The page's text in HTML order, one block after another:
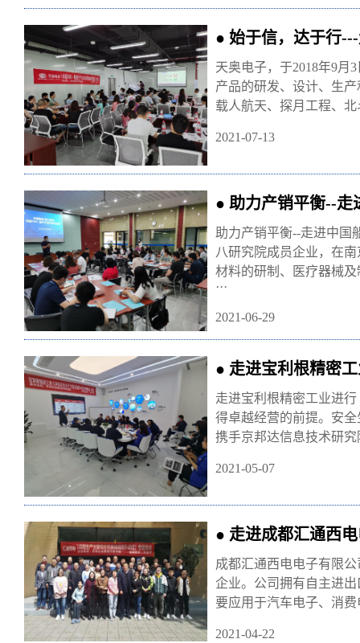
● 始于信，达于行
天奥电子，于2018年9月
产品的研发、设计、生
载人航天、探月工程、
2021-07-13
● 助力产销平衡--走
助力产销平衡--走进中国
八研究院成员企业，在
材料的研制、医疗器械
···
2021-06-29
● 走进宝利根精密
走进宝利根精密工业进
得卓越经营的前提。安
携手京邦达信息技术研
2021-05-07
● 走进成都汇通西
成都汇通西电电子有限
企业。公司拥有自主进
要应用于汽车电子、消
2021-04-22